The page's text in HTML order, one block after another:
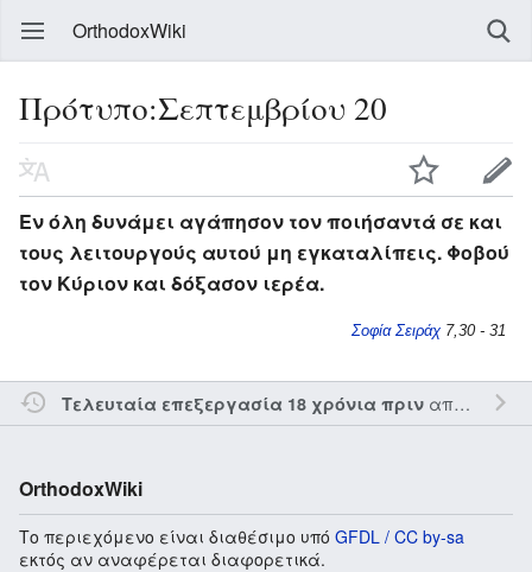
OrthodoxWiki
Πρότυπο:Σεπτεμβρίου 20
Εν όλη δυνάμει αγάπησον τον ποιήσαντά σε και
τους λειτουργούς αυτού μη εγκαταλίπεις. Φοβού
τον Κύριον και δόξασον ιερέα.
Σοφία Σειράχ7,30 - 31
Τελευταία επεξεργασία 18 χρόνια πριναπό τον την
OrthodoxWiki
Το περιεχόμενο είναι διαθέσιμο υπό GFDL / CC by-sa
εκτός αν αναφέρεται διαφορετικά.